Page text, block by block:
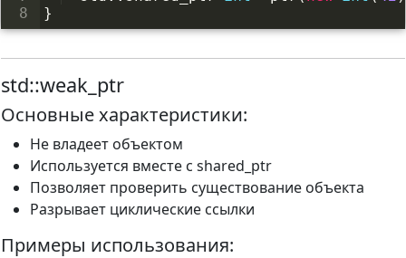
8
}
std::weak_ptr
Основные характеристики:
Не владеет объектом
Используется вместе с shared_ptr
Позволяет проверить существование объекта
Разрывает циклические ссылки
Примеры использования: